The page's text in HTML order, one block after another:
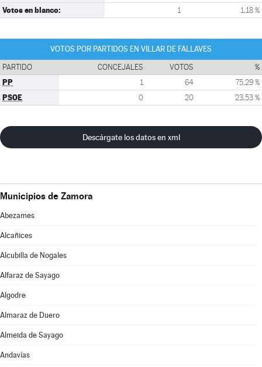
Votos en blanco: 1 1,18 %
VOTOS POR PARTIDOS EN VILLAR DE FALLAVES
PARTIDO CONCEJALES VOTOS %
PP 1 64 75,29 %
PSOE 0 20 23,53 %
Descárgate los datos en xml
Municipios de Zamora
Abezames
Alcañices
Alcubilla de Nogales
Alfaraz de Sayago
Algodre
Almaraz de Duero
Almeida de Sayago
Andavías